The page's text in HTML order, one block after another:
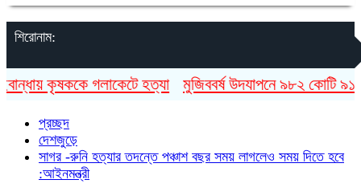
শিরোনাম:
কৃষককে গলাকেটে হত্যা মুজিববর্ষ উদযাপনে ৯৮২ কোটি ৯১
প্রচ্ছদ
দেশজুড়ে
সাগর -রুনি হত্যার তদন্তে পঞ্চাশ বছর সময় লাগলেও সময় দিতে হবে
:আইনমন্ত্রী